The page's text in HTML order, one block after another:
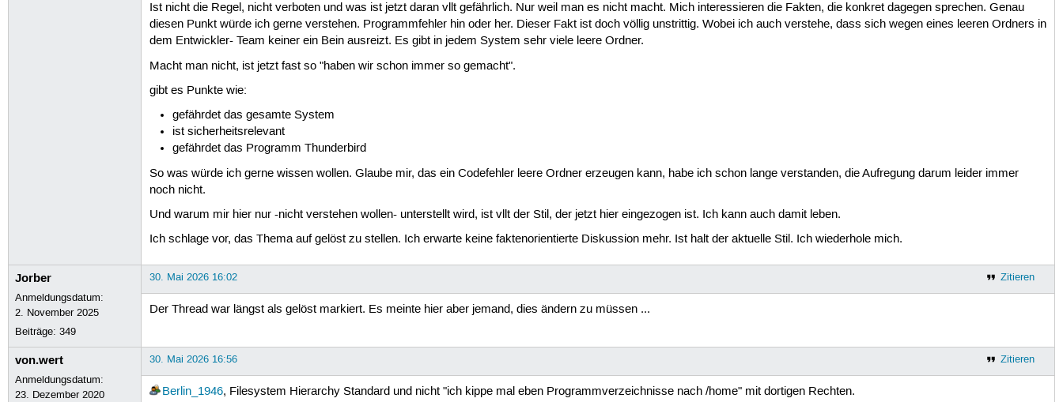
Ist nicht die Regel, nicht verboten und was ist jetzt daran vllt gefährlich. Nur weil man es nicht macht. Mich interessieren die Fakten, die konkret dagegen sprechen. Genau
diesen Punkt würde ich gerne verstehen. Programmfehler hin oder her. Dieser Fakt ist doch völlig unstrittig. Wobei ich auch verstehe, dass sich wegen eines leeren Ordners in
dem Entwickler- Team keiner ein Bein ausreizt. Es gibt in jedem System sehr viele leere Ordner.
Macht man nicht, ist jetzt fast so "haben wir schon immer so gemacht".
gibt es Punkte wie:
gefährdet das gesamte System
ist sicherheitsrelevant
gefährdet das Programm Thunderbird
So was würde ich gerne wissen wollen. Glaube mir, das ein Codefehler leere Ordner erzeugen kann, habe ich schon lange verstanden, die Aufregung darum leider immer
noch nicht.
Und warum mir hier nur -nicht verstehen wollen- unterstellt wird, ist vllt der Stil, der jetzt hier eingezogen ist. Ich kann auch damit leben.
Ich schlage vor, das Thema auf gelöst zu stellen. Ich erwarte keine faktenorientierte Diskussion mehr. Ist halt der aktuelle Stil. Ich wiederhole mich.
Jorber
Anmeldungsdatum:
2. November 2025
Beiträge:349
Zitieren
30. Mai 2026 16:02
Der Thread war längst als gelöst markiert. Es meinte hier aber jemand, dies ändern zu müssen ...
von.wert
Anmeldungsdatum:
23. Dezember 2020
Zitieren
30. Mai 2026 16:56
Berlin_1946, Filesystem Hierarchy Standard und nicht "ich kippe mal eben Programmverzeichnisse nach /home" mit dortigen Rechten.